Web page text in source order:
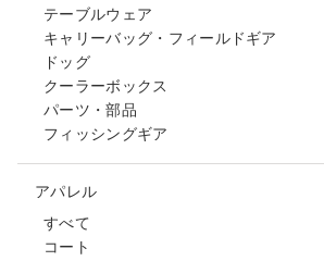
テーブルウェア
キャリーバッグ・フィールドギア
ドッグ
クーラーボックス
パーツ・部品
フィッシングギア
アパレル
すべて
コート